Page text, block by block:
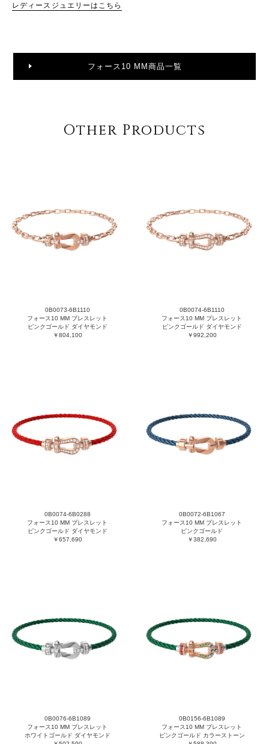
レディースジュエリーはこちら
フォース10 MM商品一覧
Other Products
0B0073-6B1110
フォース10 MM ブレスレット
ピンクゴールド ダイヤモンド
￥804,100
0B0074-6B1110
フォース10 MM ブレスレット
ピンクゴールド ダイヤモンド
￥992,200
0B0074-6B0288
フォース10 MM ブレスレット
ピンクゴールド ダイヤモンド
￥657,690
0B0072-6B1067
フォース10 MM ブレスレット
ピンクゴールド
￥382,690
0B0076-6B1089
フォース10 MM ブレスレット
ホワイトゴールド ダイヤモンド
0B0156-6B1089
フォース10 MM ブレスレット
ピンクゴールド カラーストーン